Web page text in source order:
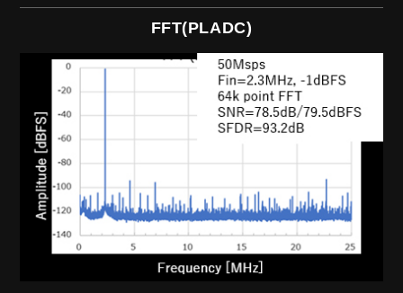
FFT(PLADC)